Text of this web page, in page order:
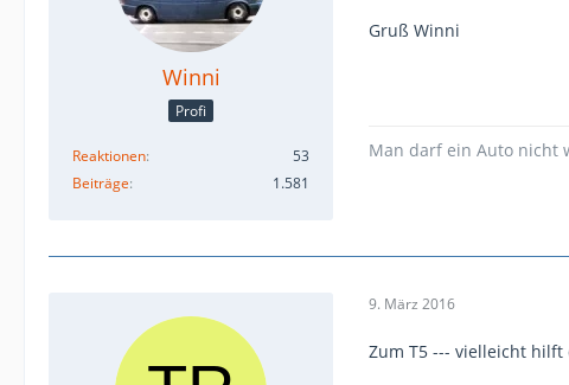
Winni
Profi
Reaktionen
53
Beiträge
1.581
Gruß Winni
Man darf ein Auto nicht
9. März 2016
Zum T5 --- vielleicht hilft